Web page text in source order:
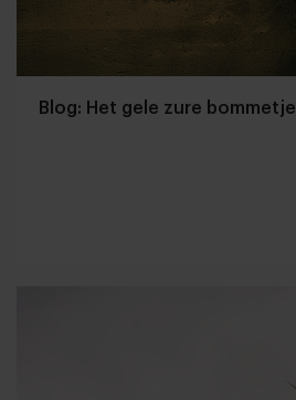
Blog: Het gele zure bommetje